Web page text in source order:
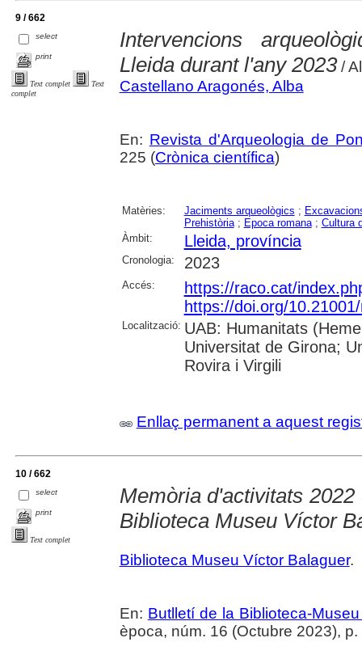
9 / 662
select
print
Text complet
Text
complet
Intervencions
Lleida durant l'any 2023/
Castellano Aragonés, Alba
En: Revista d'Arqueologia de
225 (Crònica científica)
Matèries: Jaciments arqueològics ;
Prehistòria; Epoca romana; Cultura
Àmbit:
Lleida, província
Cronologia: 2023
Accés:
https://raco.cat/
https://doi.org/
Localització: UAB: Humanitats
Universitat de Girona;
Rovira i Virgili
Enllaç permanent a aquest
10 / 662
select
print
Text complet
Memòria d'activitats
Biblioteca Museu Víctor
Biblioteca Museu Víctor Balaguer.
En: Butlletí de la Biblioteca-
època, núm. 16 (Octubre 2023),